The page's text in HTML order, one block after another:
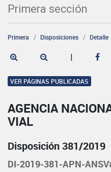
Primera sección
Primera Disposiciones Detalle
|
VER PÁGINAS PUBLICADAS
AGENCIA
VIAL
Disposición 381/2019
DI-2019-381-APN-